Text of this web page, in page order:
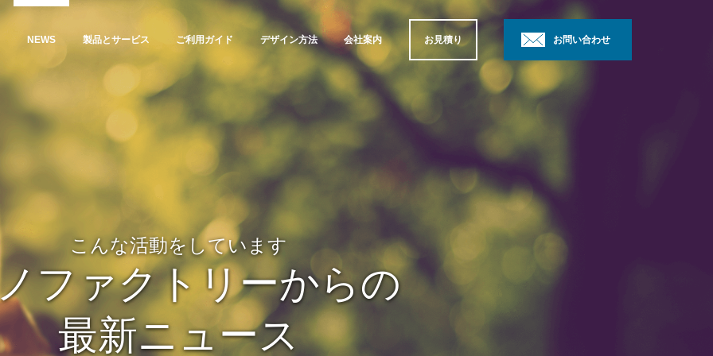
NEWS 製品とサービス ご利用ガイド デザイン方法 会社案内 お見積り お問い合わせ
こんな活動をしています
ファクトリーからの
最新ニュース